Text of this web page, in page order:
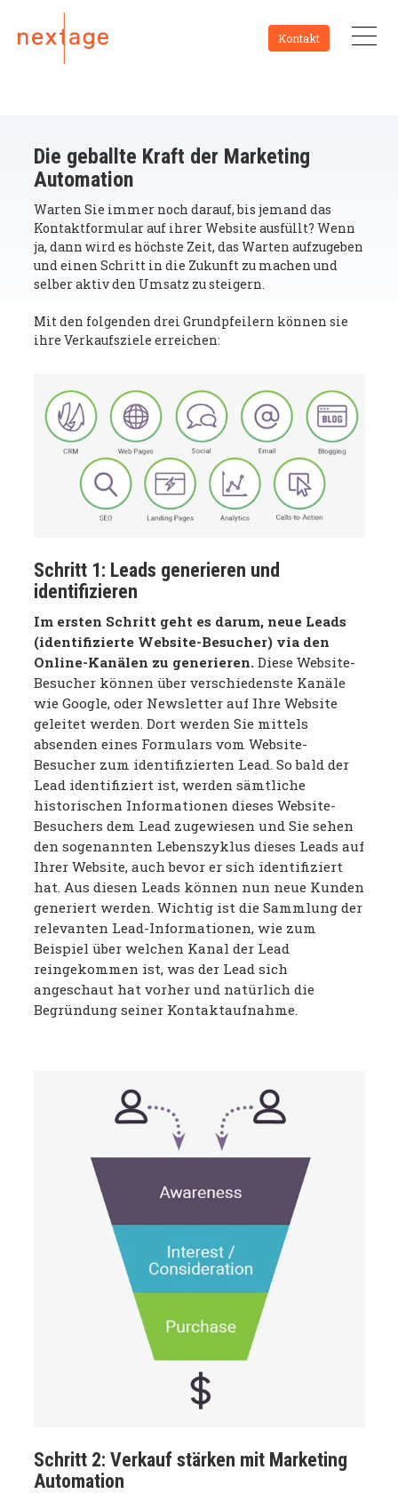
Kontakt
Die geballte Kraft der Marketing
Automation
Warten Sie immer noch darauf, bis jemand das
Kontaktformular auf ihrer Website ausfüllt? Wenn
ja, dann wird es höchste Zeit, das Warten aufzugeben
und einen Schritt in die Zukunft zu machen und
selber aktiv den Umsatz zu steigern.
Mit den folgenden drei Grundpfeilern können sie
ihre Verkaufsziele erreichen:
Schritt 1: Leads generieren und
identifizieren
Im ersten Schritt geht es darum, neue Leads
(identifizierte Website-Besucher) via den
Online-Kanälen zu generieren.Diese Website-
Besucher können über verschiedenste Kanäle
wie Google, oder Newsletter auf Ihre Website
geleitet werden. Dort werden Sie mittels
absenden eines Formulars vom Website-
Besucher zum identifizierten Lead. So bald der
Lead identifiziert ist, werden sämtliche
historischen Informationen dieses Website-
Besuchers dem Lead zugewiesen und Sie sehen
den sogenannten Lebenszyklus dieses Leads auf
Ihrer Website, auch bevor er sich identifiziert
hat. Aus diesen Leads können nun neue Kunden
generiert werden. Wichtig ist die Sammlung der
relevanten Lead-Informationen, wie zum
Beispiel über welchen Kanal der Lead
reingekommen ist, was der Lead sich
angeschaut hat vorher und natürlich die
Begründung seiner Kontaktaufnahme.
Schritt 2: Verkauf stärken mit Marketing
Automation